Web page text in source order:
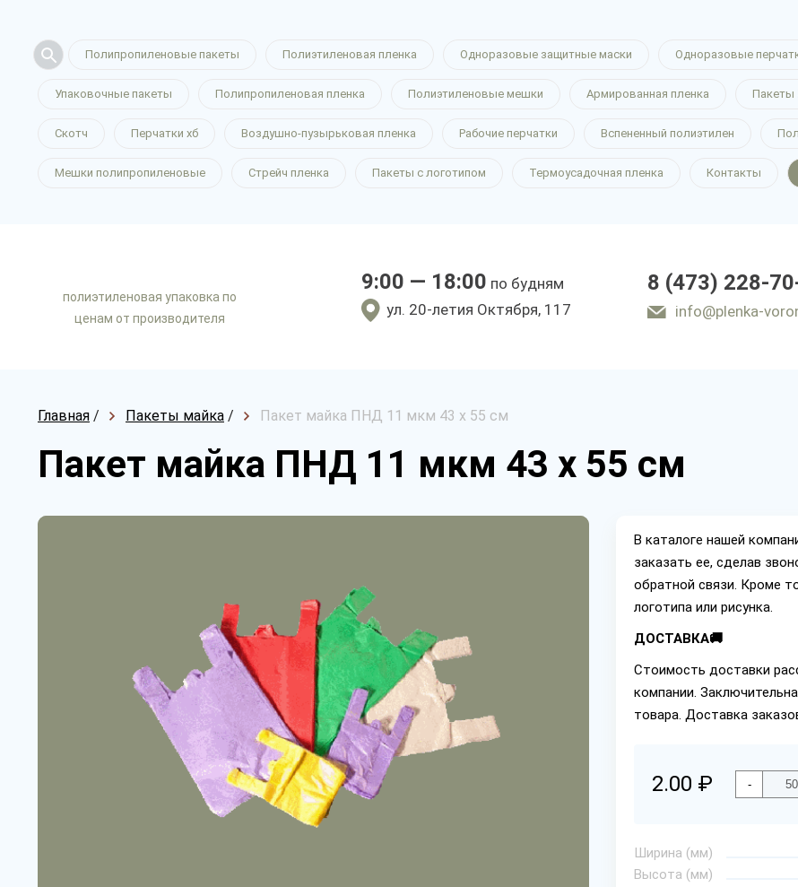
Полипропиленовые пакеты Полиэтиленовая пленка Одноразовые защитные маски Одноразовые
Упаковочные пакеты Полипропиленовая пленка Полиэтиленовые мешки Армированная пленка Пакеты
Скотч Перчатки хб Воздушно-пузырьковая пленка Рабочие перчатки Вспененный полиэтилен
Мешки полипропиленовые Стрейч пленка Пакеты с логотипом Термоусадочная пленка Контакты
полиэтиленовая упаковка по
ценам от производителя
9:00 — 18:00 по будням
ул. 20-летия Октября, 117
8 (473) 228-
info@plenka-
Главная / Пакеты майка / Пакет майка ПНД 11 мкм 43 х 55 см
Пакет майка ПНД 11 мкм 43 х 55 см
В каталоге нашей
заказать ее, сделав
обратной связи. Кроме
логотипа или рисунка.
ДОСТАВКА🚚
Стоимость доставки
компании.
товара. Доставка
2.00 ₽ -
Ширина (мм)
Высота (мм)